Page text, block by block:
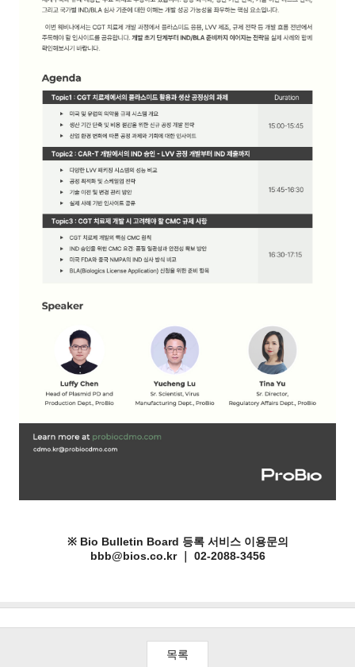
※ Bio Bulletin Board 등록 서비스 이용문의
bbb@bios.co.kr ｜ 02-2088-3456
목록